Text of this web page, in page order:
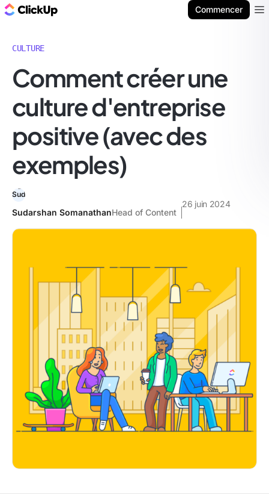
Commencer
CULTURE
Comment créer une
culture d'entreprise
positive (avec des
exemples)
Sudarshan SomanathanHead of Content
26 juin 2024